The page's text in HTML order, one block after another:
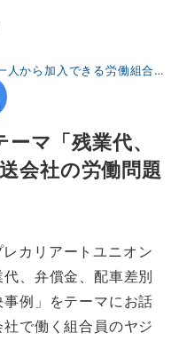
人から加入できる労働組合
マ「残業代、
会社の労働問題
カリアートユニオン
、弁償金、配車差別
例」をテーマにお話
で働く組合員のヤジ